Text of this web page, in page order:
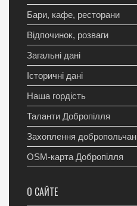
Бари, кафе, ресторани
Відпочинок, розваги
Загальні дані
Історичні дані
Наша гордість
Таланти Добропілля
Захоплення добропольчан
OSM-карта Добропілля
О САЙТЕ